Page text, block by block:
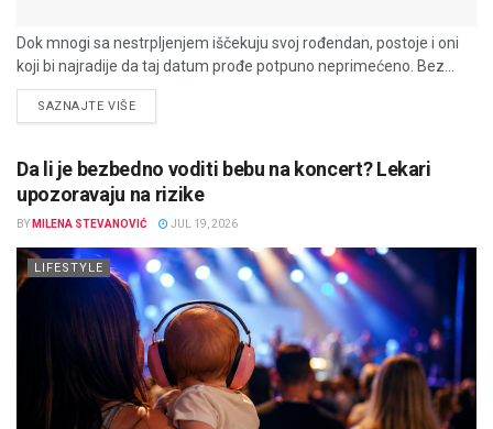
Dok mnogi sa nestrpljenjem iščekuju svoj rođendan, postoje i oni
koji bi najradije da taj datum prođe potpuno neprimećeno. Bez...
SAZNAJTE VIŠEDETAILS
Da li je bezbedno voditi bebu na koncert? Lekari
upozoravaju na rizike
BY MILENA STEVANOVIĆ JUL 19, 2026
LIFESTYLE